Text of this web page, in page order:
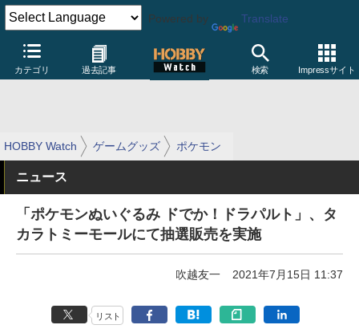
Powered by Translate
カテゴリ 過去記事 検索 Impressサイト
HOBBY Watch ゲームグッズ ポケモン
ニュース
「ポケモンぬいぐるみ ドでか！ドラパルト」、タ
カラトミーモールにて抽選販売を実施
吹越友一 2021年7月15日 11:37
リスト